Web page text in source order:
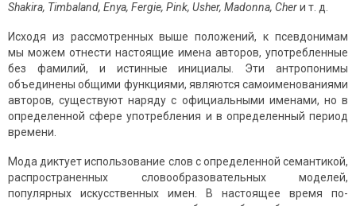
Shakira, Timbaland, Enya, Fergie, Pink, Usher, Madonna, Cherи т. д.
Исходя из рассмотренных выше положений, к псевдонимам
мы можем отне­сти настоящие имена авторов, употребленные
без фамилий, и истинные ини­циалы. Эти антропонимы
объединены общими функциями, являются самоиме­нованиями
авторов, существуют наряду с официальными именами, но в
опре­деленной сфере употребления и в определенный период
времени.
Мода диктует использование слов с определенной семантикой,
распростра­ненных словообразовательных моделей,
популярных искусственных имен. В настоящее время по-